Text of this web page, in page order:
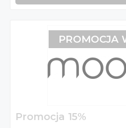
Promocja 15%
PROMOCJA